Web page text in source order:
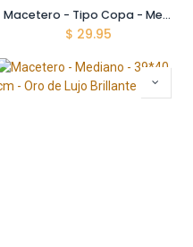
Macetero - Tipo Copa - Mediano - 26*36 cm - Plata
$ 29.95